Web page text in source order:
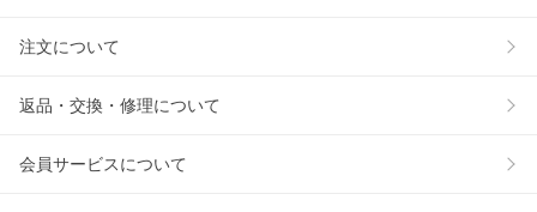
注文について
返品・交換・修理について
会員サービスについて